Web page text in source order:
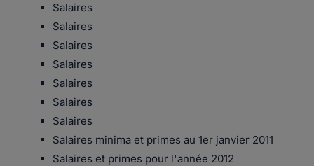
Salaires
Salaires
Salaires
Salaires
Salaires
Salaires
Salaires
Salaires minima et primes au 1er janvier 2011
Salaires et primes pour l'année 2012